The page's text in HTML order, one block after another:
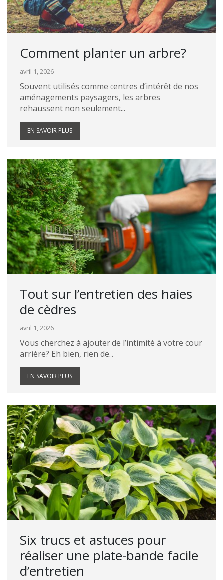
Comment planter un arbre?
avril 1, 2026
Souvent utilisés comme centres d’intérêt de nos
aménagements paysagers, les arbres
rehaussent non seulement...
EN SAVOIR PLUS
Tout sur l’entretien des haies
de cèdres
avril 1, 2026
Vous cherchez à ajouter de l’intimité à votre cour
arrière? Eh bien, rien de...
EN SAVOIR PLUS
Six trucs et astuces pour
réaliser une plate-bande facile
d’entretien